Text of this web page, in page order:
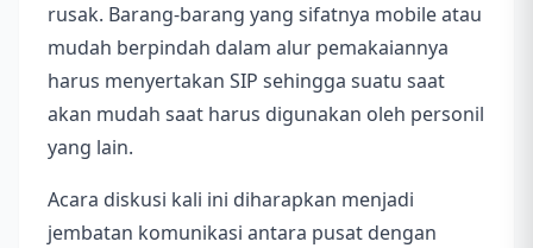
rusak. Barang-barang yang sifatnya mobile atau
mudah berpindah dalam alur pemakaiannya
harus menyertakan SIP sehingga suatu saat
akan mudah saat harus digunakan oleh personil
yang lain.
Acara diskusi kali ini diharapkan menjadi
jembatan komunikasi antara pusat dengan